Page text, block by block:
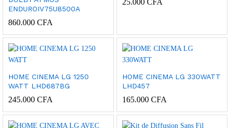
ENDUROIV75U8500A
860.000 CFA
25.000 CFA
HOME CINEMA LG 1250
WATT LHD687BG
245.000 CFA
HOME CINEMA LG 330WATT
LHD457
165.000 CFA